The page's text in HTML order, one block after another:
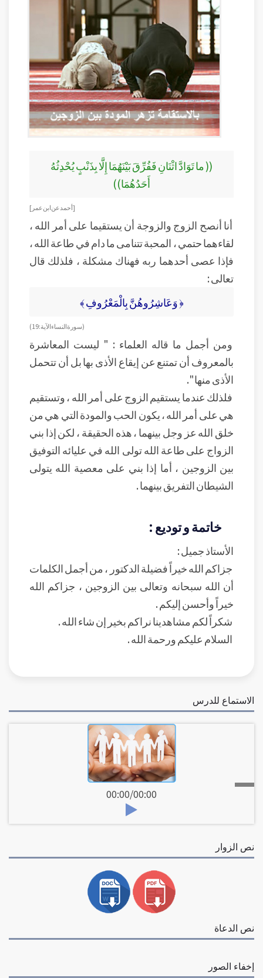
(( ما تَوَادَّ اثْنَانِ فَفُرِّقَ بَيْنَهُمَا إِلَّا بِذَنْبٍ يُحْدِثُهُ
أَحَدُهُمَا))
[ أحمد عن ابن عمر]
أنا أنصح الزوج والزوجة أن يستقيما على أمر الله ،
لقاءهما حتمي ، المحبة تتنامى ما دام في طاعة الله ،
فإذا عصى أحدهما ربه فهناك مشكلة ، فلذلك قال
تعالى :
﴿ وَعَاشِرُوهُنَّ بِالْمَعْرُوفِ ﴾
( سورة النساء الآية : 19 )
ومن أجمل ما قاله العلماء : " ليست المعاشرة
بالمعروف أن تمتنع عن إيقاع الأذى بها بل أن تتحمل
الأذى منها ".
فلذلك عندما يستقيم الزوج على أمر الله ، وتستقيم
هي على أمر الله ، يكون الحب والمودة التي هي من
خلق الله عز وجل بينهما ، هذه الحقيقة ، لكن إذا بني
الزواج على طاعة الله تولى الله في عليائه التوفيق
بين الزوجين ، أما إذا بني على معصية الله يتولى
الشيطان التفريق بينهما .
خاتمة و توديع :
الأستاذ جميل :
جزاكم الله خيراً فضيلة الدكتور ، من أجمل الكلمات
أن الله سبحانه وتعالى بين الزوجين ، جزاكم الله
خيراً وأحسن إليكم .
شكراً لكم مشاهدينا نراكم بخير إن شاء الله .
السلام عليكم ورحمة الله .
الاستماع للدرس
00:00/00:00
نص الزوار
نص الدعاة
إخفاء الصور